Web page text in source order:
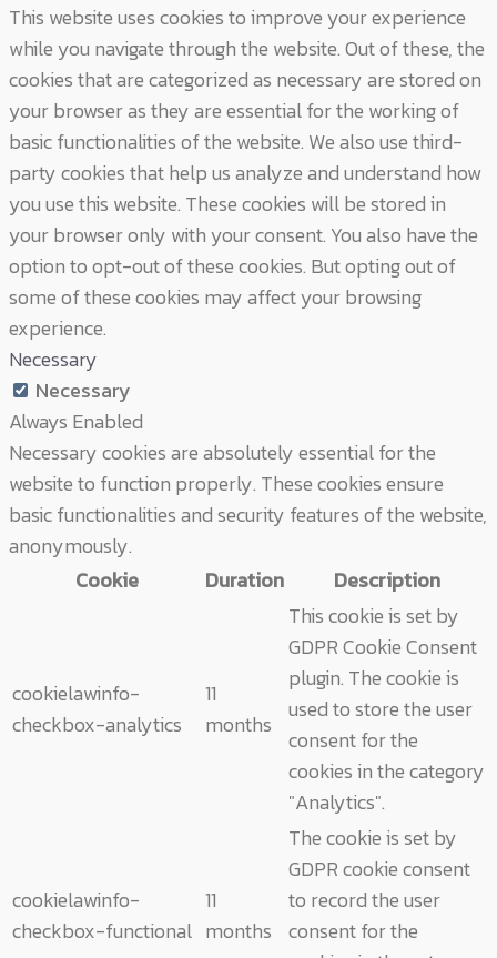
This website uses cookies to improve your experience
while you navigate through the website. Out of these, the
cookies that are categorized as necessary are stored on
your browser as they are essential for the working of
basic functionalities of the website. We also use third-
party cookies that help us analyze and understand how
you use this website. These cookies will be stored in
your browser only with your consent. You also have the
option to opt-out of these cookies. But opting out of
some of these cookies may affect your browsing
experience.
Necessary
Necessary
Always Enabled
Necessary cookies are absolutely essential for the
website to function properly. These cookies ensure
basic functionalities and security features of the website,
anonymously.
Cookie
Duration Description
cookielawinfo-
checkbox-analytics
11
months
This cookie is set by
GDPR Cookie Consent
plugin. The cookie is
used to store the user
consent for the
cookies in the category
"Analytics".
cookielawinfo-
checkbox-functional
11
months
The cookie is set by
GDPR cookie consent
to record the user
consent for the